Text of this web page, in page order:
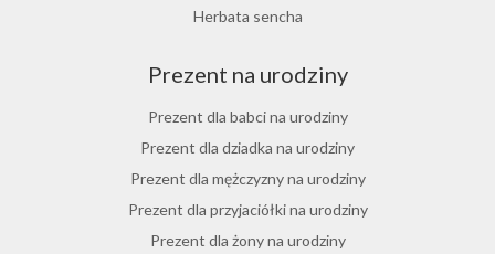
Herbata jesienna
Herbata sencha
Herbata jaśminowa
Herbata jasminowa
Herbata rumiankowa
Koper włoski herbata
Herbata z goździkami
Herbata z cynamonem
Prezent na urodziny
Prezent dla babci na urodziny
Prezent dla dziadka na urodziny
Prezent dla mężczyzny na urodziny
Prezent dla przyjaciółki na urodziny
Prezent dla żony na urodziny